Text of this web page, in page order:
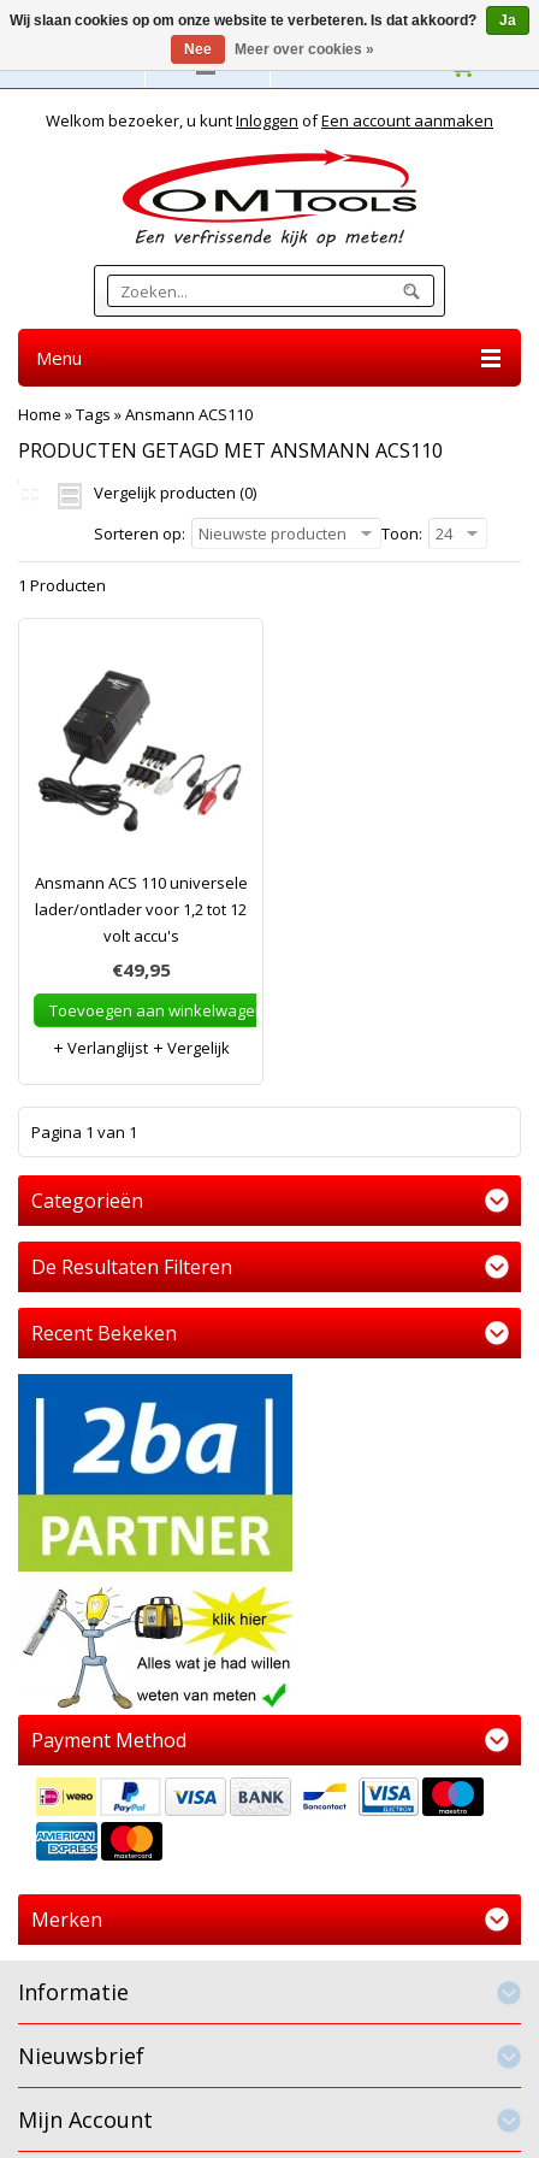
Nederlands
Welkom bezoeker, u kuntInloggen ofEen account aanmaken
Menu
Home »Tags »Ansmann ACS110
PRODUCTEN GETAGD MET ANSMANN ACS110
Vergelijk producten (0)
Sorteren op:
Nieuwste producten Toon: 24
1 Producten
Ansmann ACS 110 universele
lader/ontlader voor 1,2 tot 12
volt accu's
€49,95
Toevoegen aan winkelwagen
Verlanglijst
Vergelijk
Pagina 1 van 1
Categorieën
De Resultaten Filteren
Recent Bekeken
Payment Method
Merken
Informatie
Nieuwsbrief
Mijn Account
Wij slaan cookies op om onze website te verbeteren. Is dat akkoord?
Ja
Nee
Meer over cookies »